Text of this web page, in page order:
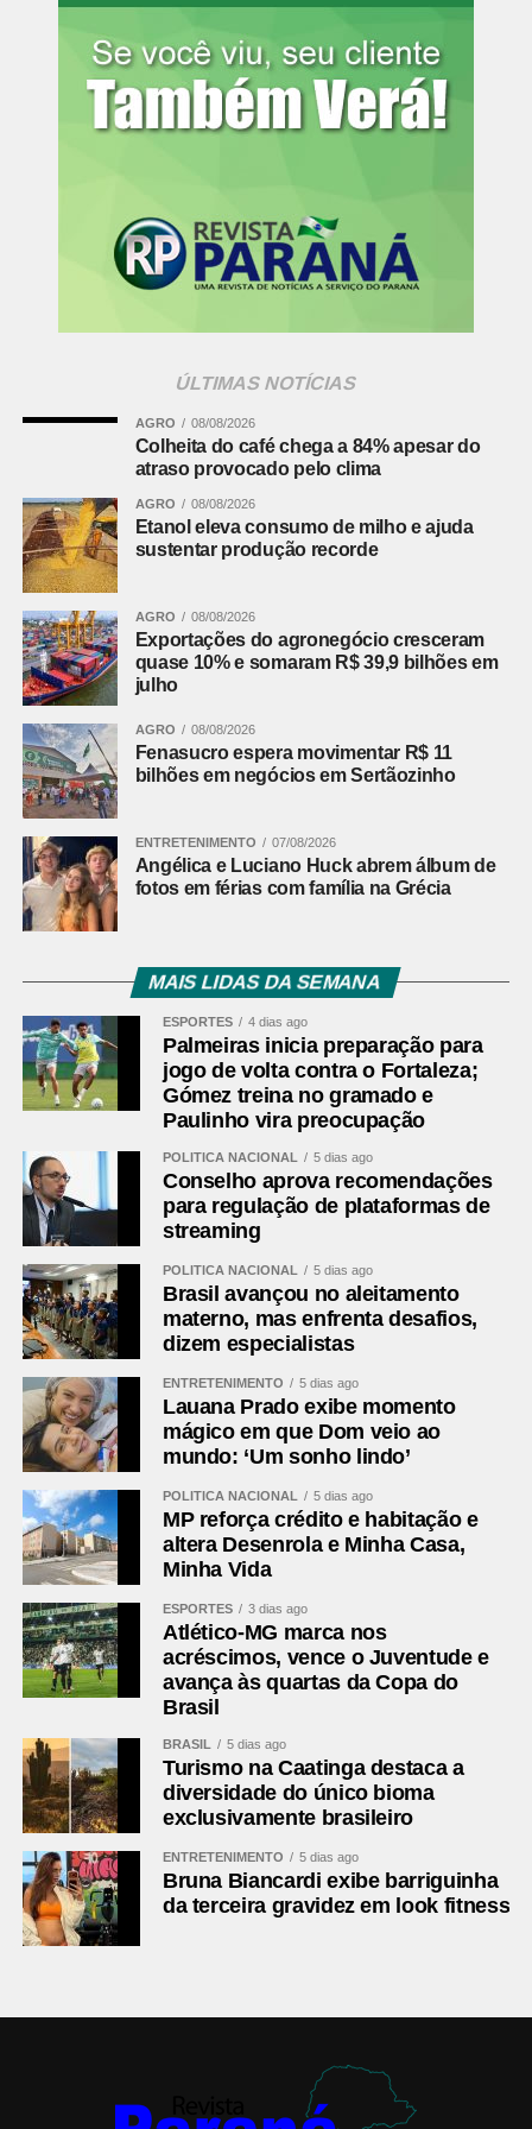
financiamento de políticas públicas voltadas à promoção
da igualdade racial no Paraná.
Informações para a imprensa:
Assessoria de Comunicação
Ministério Público PR
ÚLTIMAS NOTÍCIAS
AGRO 08/08/2026
Colheita do café chega a 84% apesar do
atraso provocado pelo clima
AGRO 08/08/2026
Etanol eleva consumo de milho e ajuda
sustentar produção recorde
AGRO 08/08/2026
Exportações do agronegócio cresceram
quase 10% e somaram R$ 39,9 bilhões em
julho
AGRO 08/08/2026
Fenasucro espera movimentar R$ 11
bilhões em negócios em Sertãozinho
ENTRETENIMENTO 07/08/2026
Angélica e Luciano Huck abrem álbum de
fotos em férias com família na Grécia
MAIS LIDAS DA SEMANA
ESPORTES 4 dias ago
Palmeiras inicia preparação para
jogo de volta contra o Fortaleza;
Gómez treina no gramado e
Paulinho vira preocupação
POLÍTICA NACIONAL 5 dias ago
Conselho aprova recomendações
para regulação de plataformas de
streaming
POLÍTICA NACIONAL 5 dias ago
Brasil avançou no aleitamento
materno, mas enfrenta desafios,
dizem especialistas
ENTRETENIMENTO 5 dias ago
Lauana Prado exibe momento
mágico em que Dom veio ao
mundo: ‘Um sonho lindo’
POLÍTICA NACIONAL 5 dias ago
MP reforça crédito e habitação e
altera Desenrola e Minha Casa,
Minha Vida
ESPORTES 3 dias ago
Atlético-MG marca nos
acréscimos, vence o Juventude e
avança às quartas da Copa do
Brasil
BRASIL 5 dias ago
Turismo na Caatinga destaca a
diversidade do único bioma
exclusivamente brasileiro
ENTRETENIMENTO 5 dias ago
Bruna Biancardi exibe barriguinha
da terceira gravidez em look fitness